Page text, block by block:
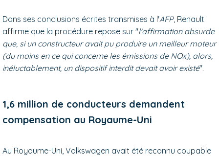
Dans ses conclusions écrites transmises à l'AFP, Renault
affirme que la procédure repose sur "l'affirmation absurde
que, si un constructeur avait pu produire un meilleur moteur
(du moins en ce qui concerne les émissions de NOx), alors,
inéluctablement, un dispositif interdit devait avoir existé".
1,6 million de conducteurs demandent
compensation au Royaume-Uni
Au Royaume-Uni, Volkswagen avait été reconnu coupable